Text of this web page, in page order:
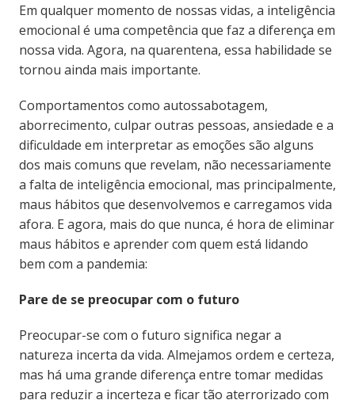
Em qualquer momento de nossas vidas, a inteligência
emocional é uma competência que faz a diferença em
nossa vida. Agora, na quarentena, essa habilidade se
tornou ainda mais importante.
Comportamentos como autossabotagem,
aborrecimento, culpar outras pessoas, ansiedade e a
dificuldade em interpretar as emoções são alguns
dos mais comuns que revelam, não necessariamente
a falta de inteligência emocional, mas principalmente,
maus hábitos que desenvolvemos e carregamos vida
afora. E agora, mais do que nunca, é hora de eliminar
maus hábitos e aprender com quem está lidando
bem com a pandemia:
Pare de se preocupar com o futuro
Preocupar-se com o futuro significa negar a
natureza incerta da vida. Almejamos ordem e certeza,
mas há uma grande diferença entre tomar medidas
para reduzir a incerteza e ficar tão aterrorizado com